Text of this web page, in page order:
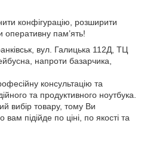
конфігурацію, розширити
оперативну пам’ять!
вул. Галицька 112Д, ТЦ
напроти базарчика,
консультацію та
та продуктивного ноутбука.
вибір товару, тому Ви
підійде по ціні, по якості та